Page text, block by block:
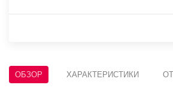
ОБЗОР ХАРАКТЕРИСТИКИ